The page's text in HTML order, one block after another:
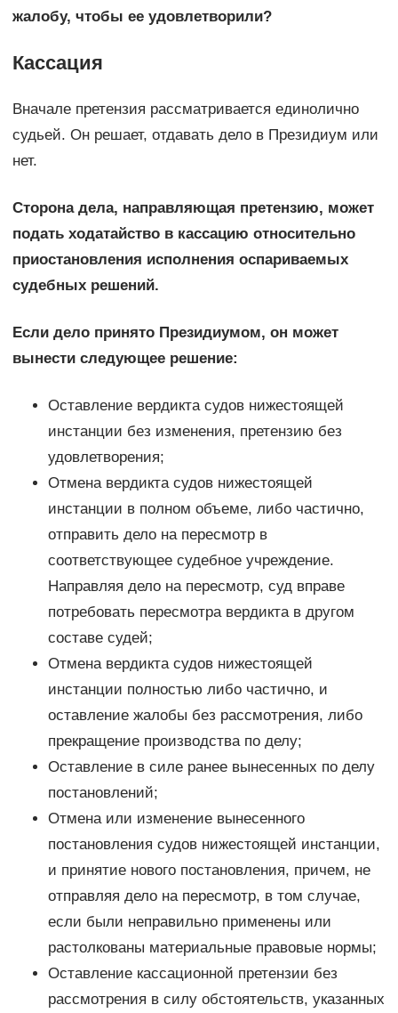
жалобу, чтобы ее удовлетворили?
Кассация
Вначале претензия рассматривается единолично
судьей. Он решает, отдавать дело в Президиум или
нет.
Сторона дела, направляющая претензию, может
подать ходатайство в кассацию относительно
приостановления исполнения оспариваемых
судебных решений.
Если дело принято Президиумом, он может
вынести следующее решение:
Оставление вердикта судов нижестоящей
инстанции без изменения, претензию без
удовлетворения;
Отмена вердикта судов нижестоящей
инстанции в полном объеме, либо частично,
отправить дело на пересмотр в
соответствующее судебное учреждение.
Направляя дело на пересмотр, суд вправе
потребовать пересмотра вердикта в другом
составе судей;
Отмена вердикта судов нижестоящей
инстанции полностью либо частично, и
оставление жалобы без рассмотрения, либо
прекращение производства по делу;
Оставление в силе ранее вынесенных по делу
постановлений;
Отмена или изменение вынесенного
постановления судов нижестоящей инстанции,
и принятие нового постановления, причем, не
отправляя дело на пересмотр, в том случае,
если были неправильно применены или
растолкованы материальные правовые нормы;
Оставление кассационной претензии без
рассмотрения в силу обстоятельств, указанных